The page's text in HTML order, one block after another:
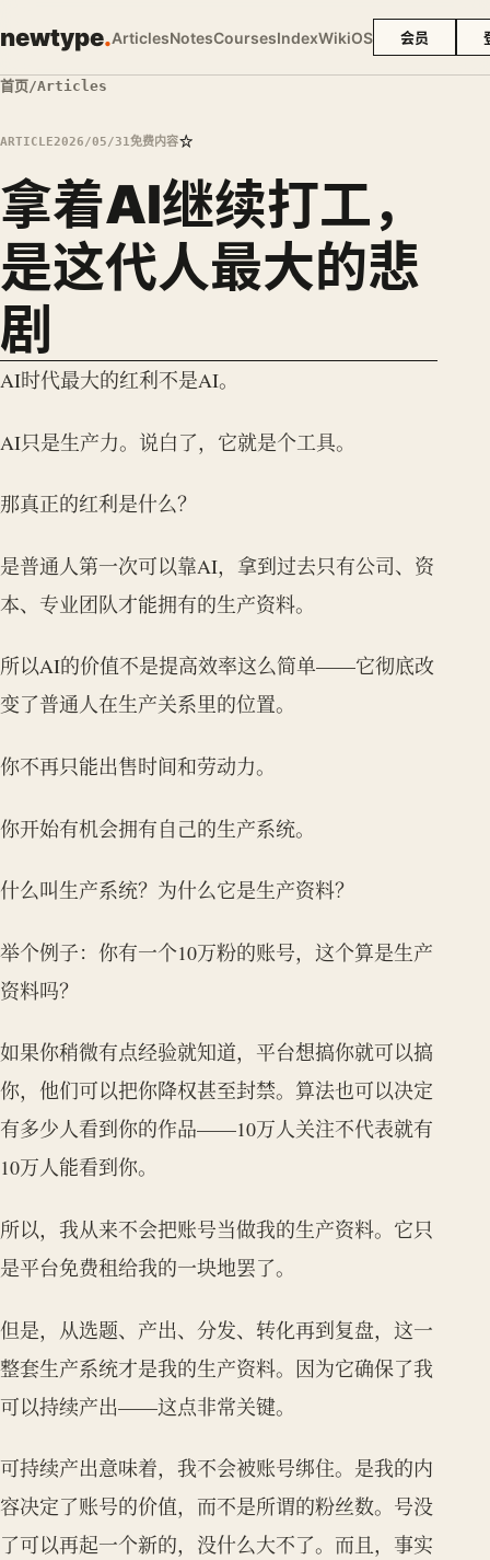
newtype.ArticlesNotesCoursesIndexWikiOS 会员
首页/Articles
ARTICLE2026/05/31免费内容☆
拿着AI继续打工，
是这代人最大的悲
剧
AI时代最大的红利不是AI。
AI只是生产力。说白了，它就是个工具。
那真正的红利是什么？
是普通人第一次可以靠AI，拿到过去只有公司、资
本、专业团队才能拥有的生产资料。
所以AI的价值不是提高效率这么简单——它彻底改
变了普通人在生产关系里的位置。
你不再只能出售时间和劳动力。
你开始有机会拥有自己的生产系统。
什么叫生产系统？为什么它是生产资料？
举个例子：你有一个10万粉的账号，这个算是生产
资料吗？
如果你稍微有点经验就知道，平台想搞你就可以搞
你，他们可以把你降权甚至封禁。算法也可以决定
有多少人看到你的作品——10万人关注不代表就有
10万人能看到你。
所以，我从来不会把账号当做我的生产资料。它只
是平台免费租给我的一块地罢了。
但是，从选题、产出、分发、转化再到复盘，这一
整套生产系统才是我的生产资料。因为它确保了我
可以持续产出——这点非常关键。
可持续产出意味着，我不会被账号绑住。是我的内
容决定了账号的价值，而不是所谓的粉丝数。号没
了可以再起一个新的，没什么大不了。而且，事实